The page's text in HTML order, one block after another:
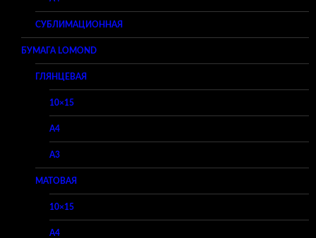
СУБЛИМАЦИОННАЯ
БУМАГА LOMOND
ГЛЯНЦЕВАЯ
10×15
A4
A3
МАТОВАЯ
10×15
A4